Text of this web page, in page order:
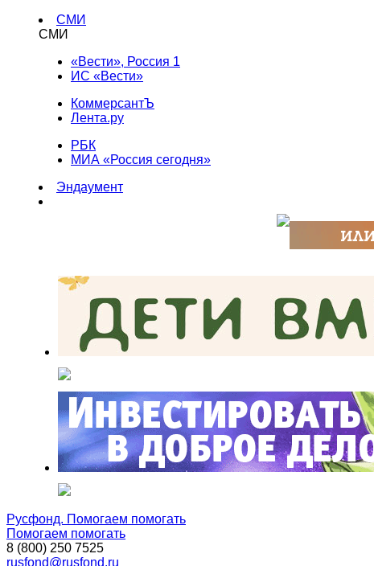
СМИ
СМИ
«Вести», Россия 1
ИС «Вести»
КоммерсантЪ
Лента.ру
РБК
МИА «Россия сегодня»
Эндаумент
Русфонд. Помогаем помогать
Помогаем помогать
8 (800) 250 7525
rusfond@rusfond.ru